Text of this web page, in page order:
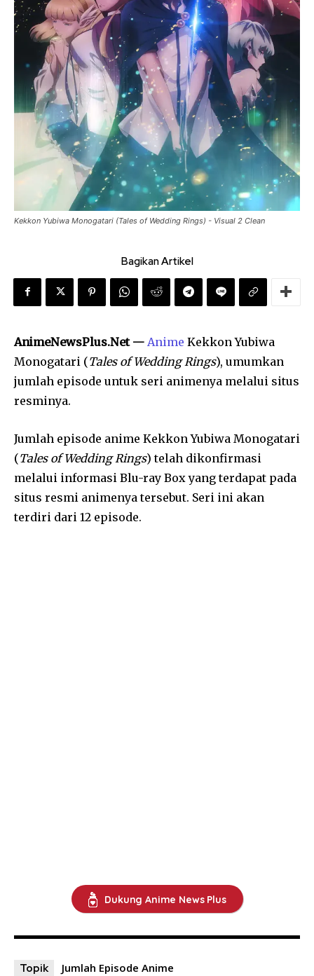
Kekkon Yubiwa Monogatari (Tales of Wedding Rings) - Visual 2 Clean
Bagikan Artikel
AnimeNewsPlus.Net — Anime Kekkon Yubiwa
Monogatari (Tales of Wedding Rings), umumkan
jumlah episode untuk seri animenya melalui situs
resminya.
Jumlah episode anime Kekkon Yubiwa Monogatari
(Tales of Wedding Rings) telah dikonfirmasi
melalui informasi Blu-ray Box yang terdapat pada
situs resmi animenya tersebut. Seri ini akan
terdiri dari 12 episode.
Dukung Anime News Plus
Topik
Jumlah Episode Anime